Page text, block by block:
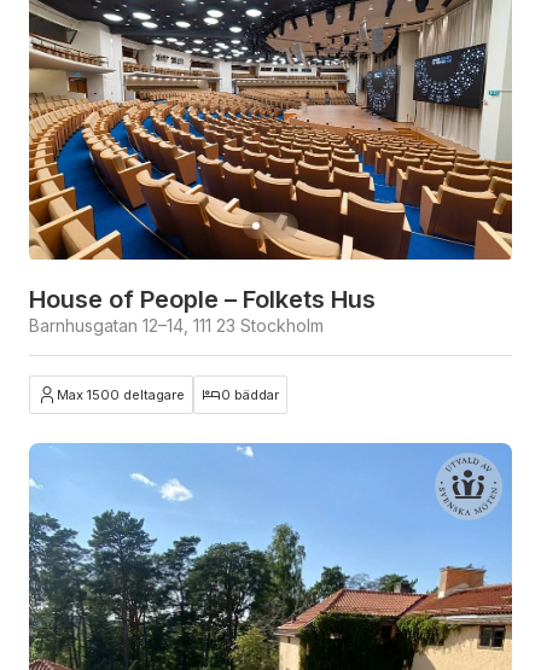
House of People – Folkets Hus
Barnhusgatan 12–14, 111 23 Stockholm
Max 1500 deltagare 0 bäddar